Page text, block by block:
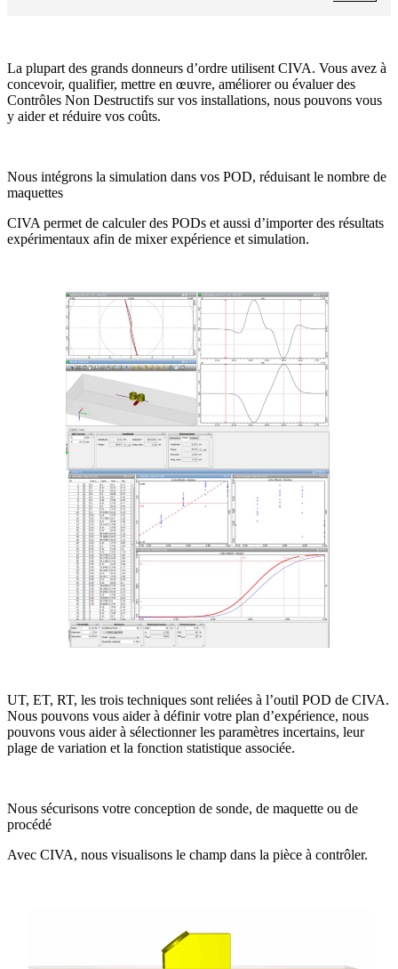
La plupart des grands donneurs d’ordre utilisent CIVA. Vous avez à
concevoir, qualifier, mettre en œuvre, améliorer ou évaluer des
Contrôles Non Destructifs sur vos installations, nous pouvons vous
y aider et réduire vos coûts.
Nous intégrons la simulation dans vos POD, réduisant le nombre de
maquettes
CIVA permet de calculer des PODs et aussi d’importer des résultats
expérimentaux afin de mixer expérience et simulation.
UT, ET, RT, les trois techniques sont reliées à l’outil POD de CIVA.
Nous pouvons vous aider à définir votre plan d’expérience, nous
pouvons vous aider à sélectionner les paramètres incertains, leur
plage de variation et la fonction statistique associée.
Nous sécurisons votre conception de sonde, de maquette ou de
procédé
Avec CIVA, nous visualisons le champ dans la pièce à contrôler.